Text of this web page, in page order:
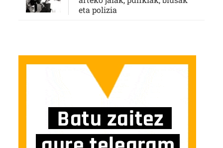
eta polizia